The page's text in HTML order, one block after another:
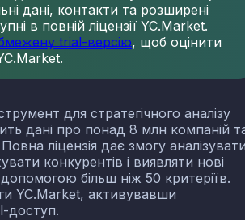
дані, контакти та розширені
в повній ліцензії YC.Market.
trial-версію, щоб оцінити
для стратегічного аналізу
дані про понад 8 млн компаній
ліцензія дає змогу
конкурентів і виявляти нові
більш ніж 50 критеріїв.
YC.Market, активувавши
доступ.
порожнистого скла
скловолокна
й оброблення інших скляних
керамічних плиток і плит
цегли, черепиці та інших
із випаленої глини
господарських і декоративних
виробів
керамічних санітарно-технічних